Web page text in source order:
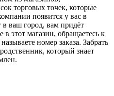
торговых точек, которые
появится у вас в
в ваш город, вам придёт
этот магазин, обращаетесь к
номер заказа. Забрать
который знает